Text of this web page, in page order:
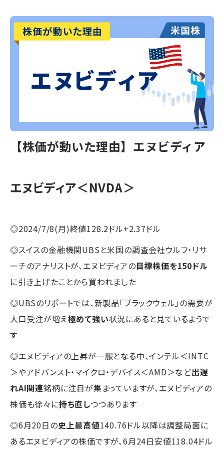
【株価が動いた理由】エヌビディア
エヌビディア＜NVDA＞
◎2024/7/8(月)終値128.2ドル+2.37ドル
◎スイスの金融機関UBSと米国の調査会社ウルフ・リサ
ーチのアナリストが、エヌビディアの目標株価を150ドル
に引き上げたことから買われました
◎UBSのリポートでは、新製品「ブラックウェル」の需要が
大口受注が増え極めて強い状況にあると見ているようで
す
◎エヌビディアの上昇が一服となる中、インテル＜INTC
＞やアドバンスト・マイクロ・デバイス＜AMD＞など出遅
れAI関連銘柄に注目が集まっていますが、エヌビディアの
株価も徐々に持ち直しつつあります
◎6月20日の史上最高値140.76ドル以降は調整局面に
あるエヌビディアの株価ですが、6月24日安値118.04ドル